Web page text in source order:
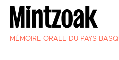
MÉMOIRE ORALE DU PAYS